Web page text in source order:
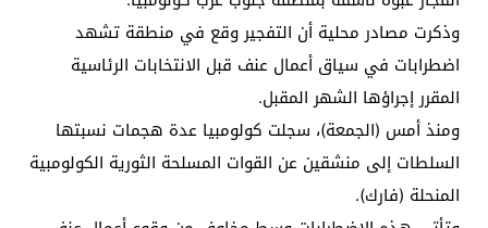
وذكرت مصادر محلية أن التفجير وقع في منطقة تشهد
اضطرابات في سياق أعمال عنف قبل الانتخابات الرئاسية
المقرر إجراؤها الشهر المقبل.
ومنذ أمس (الجمعة)، سجلت كولومبيا عدة هجمات نسبتها
السلطات إلى منشقين عن القوات المسلحة الثورية الكولومبية
المنحلة (فارك).